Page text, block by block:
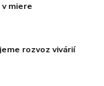
miere
rozvoz vivárií